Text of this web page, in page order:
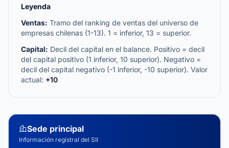
Leyenda
Ventas: Tramo del ranking de ventas del universo de
empresas chilenas (1-13). 1 = inferior, 13 = superior.
Capital: Decil del capital en el balance. Positivo = decil
del capital positivo (1 inferior, 10 superior). Negativo =
decil del capital negativo (-1 inferior, -10 superior). Valor
actual: +10
Sede principal
Información registral del SII